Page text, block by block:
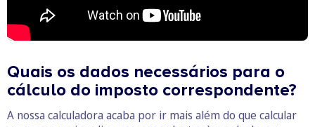
Quais os dados necessários para o
cálculo do imposto correspondente?
A nossa calculadora acaba por ir mais além do que calcular